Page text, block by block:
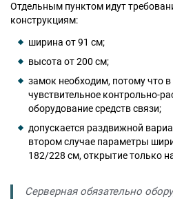
Отдельным пунктом идут
конструкциям:
ширина от 91 см;
высота от 200 см;
замок необходим, потому что
чувствительное контрольно-
оборудование средств связи;
допускается раздвижной
втором случае параметры
182/228 см, открытие только
Серверная обязательно